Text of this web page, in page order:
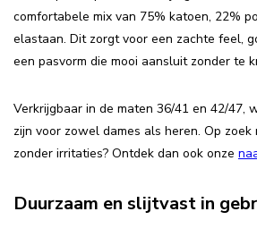
comfortabele mix van 75% katoen, 22%
elastaan. Dit zorgt voor een zachte feel,
een pasvorm die mooi aansluit zonder te
Verkrijgbaar in de maten 36/41 en 42/47,
zijn voor zowel dames als heren. Op
zonder irritaties? Ontdek dan ook onze
Duurzaam en slijtvast in